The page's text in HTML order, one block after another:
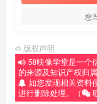
您
© 版权声明
58映像学堂是一个
的来源及知识产权归属
如您发现相关资料
进行删除处理。（